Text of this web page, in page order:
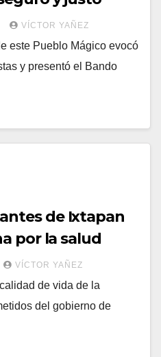
VÍCTOR YAÑEZ
este Pueblo Mágico evocó
y presentó el Bando
de Ixtapan
por la salud
VÍCTOR YAÑEZ
de vida de la
del gobierno de